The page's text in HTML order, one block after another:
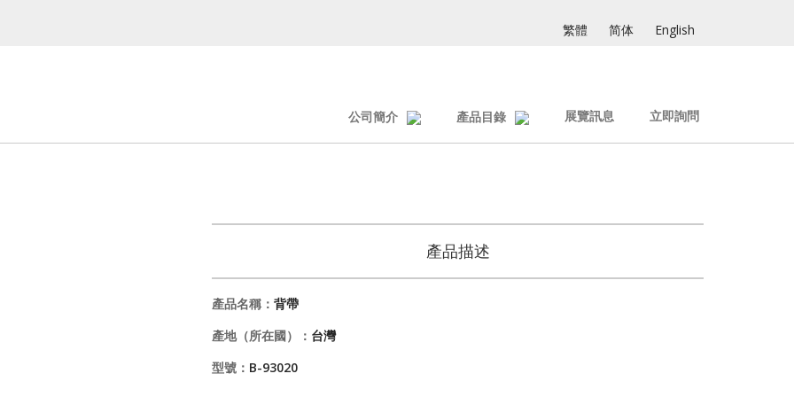
繁體 简体 English
公司簡介 產品目錄 展覽訊息 立即詢問
產品描述
產品名稱： 背帶
產地（所在國）： 台灣
型號： B-93020